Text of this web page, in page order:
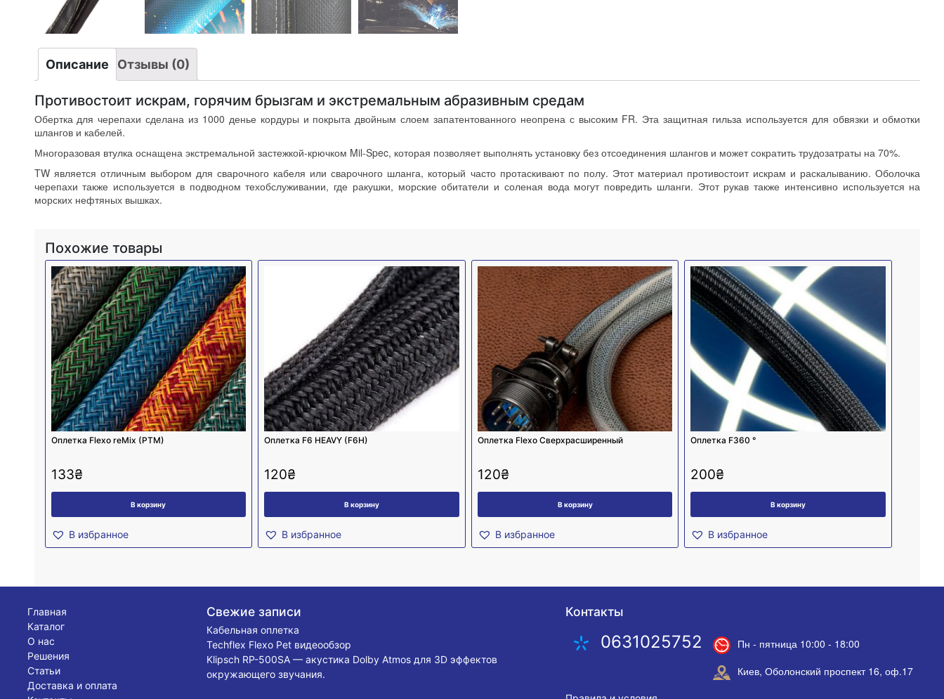
Описание Отзывы (0)
Противостоит искрам, горячим брызгам и экстремальным абразивным средам
Обертка для черепахи сделана из 1000 денье кордуры и покрыта двойным слоем запатентованного неопрена с высоким FR. Эта защитная гильза используется для обвязки и обмотки
шлангов и кабелей.
Многоразовая втулка оснащена экстремальной застежкой-крючком Mil-Spec, которая позволяет выполнять установку без отсоединения шлангов и может сократить трудозатраты на 70%.
TW является отличным выбором для сварочного кабеля или сварочного шланга, который часто протаскивают по полу. Этот материал противостоит искрам и раскалыванию. Оболочка
черепахи также используется в подводном техобслуживании, где ракушки, морские обитатели и соленая вода могут повредить шланги. Этот рукав также интенсивно используется на
морских нефтяных вышках.
Похожие товары
Оплетка Flexo reMix (PTM)
133₴
В корзину
В избранное
Оплетка F6 HEAVY (F6H)
120₴
В корзину
В избранное
Оплетка Flexo Сверхрасширенный
120₴
В корзину
В избранное
Оплетка F360 °
200₴
В корзину
В избранное
Главная
Каталог
О нас
Решения
Статьи
Доставка и оплата
Свежие записи
Кабельная оплетка
Techflex Flexo Pet видеообзор
Klipsch RP-500SA — акустика Dolby Atmos для 3D эффектов
окружающего звучания.
Контакты
0631025752
Пн - пятница 10:00 - 18:00
Киев, Оболонский проспект 16, оф.17